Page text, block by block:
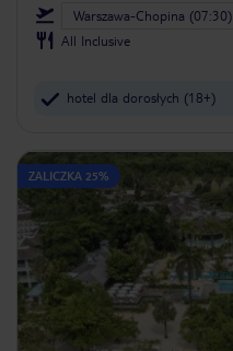
Warszawa-Chopina (07:30)
All Inclusive
hotel dla dorosłych (18+)
ZALICZKA 25%